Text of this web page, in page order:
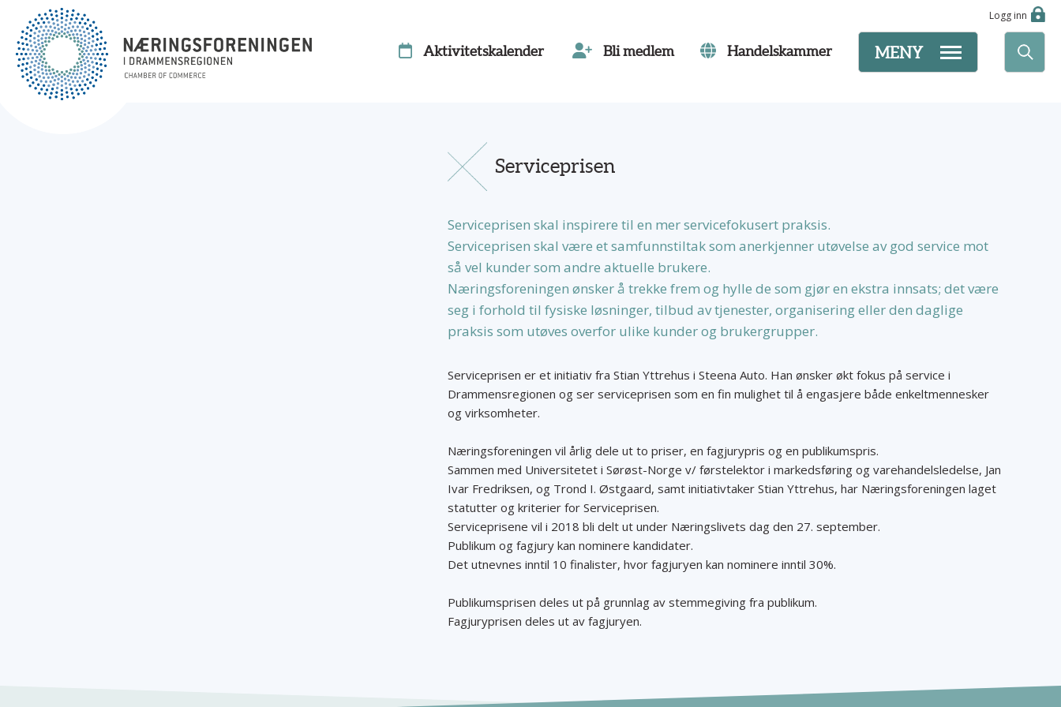
Logg inn
MENY
Aktivitetskalender Bli medlem Handelskammer
Serviceprisen
Serviceprisen skal inspirere til en mer servicefokusert praksis.
Serviceprisen skal være et samfunnstiltak som anerkjenner utøvelse av god service mot
så vel kunder som andre aktuelle brukere.
Næringsforeningen ønsker å trekke frem og hylle de som gjør en ekstra innsats; det være
seg i forhold til fysiske løsninger, tilbud av tjenester, organisering eller den daglige
praksis som utøves overfor ulike kunder og brukergrupper.
Serviceprisen er et initiativ fra Stian Yttrehus i Steena Auto. Han ønsker økt fokus på service i
Drammensregionen og ser serviceprisen som en fin mulighet til å engasjere både enkeltmennesker
og virksomheter.
Næringsforeningen vil årlig dele ut to priser, en fagjurypris og en publikumspris.
Sammen med Universitetet i Sørøst-Norge v/ førstelektor i markedsføring og varehandelsledelse, Jan
Ivar Fredriksen, og Trond I. Østgaard, samt initiativtaker Stian Yttrehus, har Næringsforeningen laget
statutter og kriterier for Serviceprisen.
Serviceprisene vil i 2018 bli delt ut under Næringslivets dag den 27. september.
Publikum og fagjury kan nominere kandidater.
Det utnevnes inntil 10 finalister, hvor fagjuryen kan nominere inntil 30%.
Publikumsprisen deles ut på grunnlag av stemmegiving fra publikum.
Fagjuryprisen deles ut av fagjuryen.